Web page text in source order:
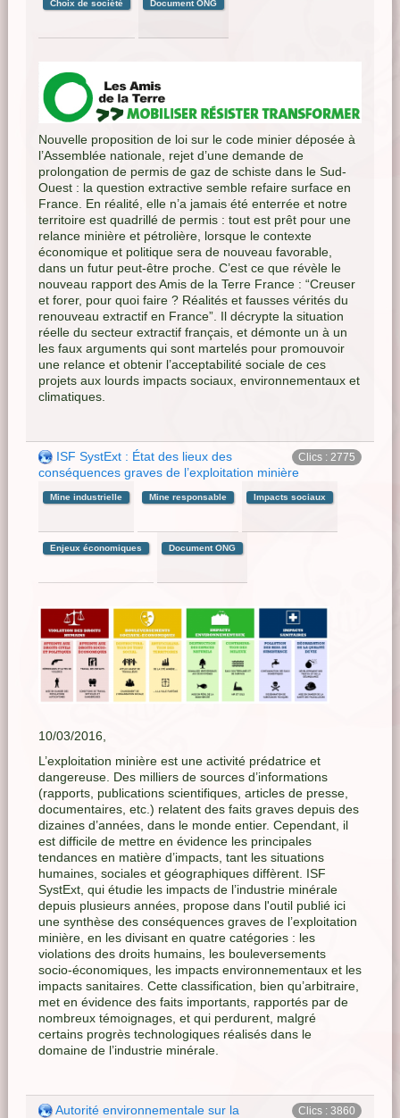
Choix de société Document ONG
Nouvelle proposition de loi sur le code minier déposée à
l’Assemblée nationale, rejet d’une demande de
prolongation de permis de gaz de schiste dans le Sud-
Ouest : la question extractive semble refaire surface en
France. En réalité, elle n’a jamais été enterrée et notre
territoire est quadrillé de permis : tout est prêt pour une
relance minière et pétrolière, lorsque le contexte
économique et politique sera de nouveau favorable,
dans un futur peut-être proche. C’est ce que révèle le
nouveau rapport des Amis de la Terre France : “Creuser
et forer, pour quoi faire ? Réalités et fausses vérités du
renouveau extractif en France”. Il décrypte la situation
réelle du secteur extractif français, et démonte un à un
les faux arguments qui sont martelés pour promouvoir
une relance et obtenir l’acceptabilité sociale de ces
projets aux lourds impacts sociaux, environnementaux et
climatiques.
Clics : 2775
ISF SystExt : État des lieux des
conséquences graves de l’exploitation minière
Mine industrielle Mine responsable Impacts sociaux
Enjeux économiques Document ONG
10/03/2016,
L’exploitation minière est une activité prédatrice et
dangereuse. Des milliers de sources d’informations
(rapports, publications scientifiques, articles de presse,
documentaires, etc.) relatent des faits graves depuis des
dizaines d’années, dans le monde entier. Cependant, il
est difficile de mettre en évidence les principales
tendances en matière d’impacts, tant les situations
humaines, sociales et géographiques diffèrent. ISF
SystExt, qui étudie les impacts de l’industrie minérale
depuis plusieurs années, propose dans l'outil publié ici
une synthèse des conséquences graves de l’exploitation
minière, en les divisant en quatre catégories : les
violations des droits humains, les bouleversements
socio-économiques, les impacts environnementaux et les
impacts sanitaires. Cette classification, bien qu’arbitraire,
met en évidence des faits importants, rapportés par de
nombreux témoignages, et qui perdurent, malgré
certains progrès technologiques réalisés dans le
domaine de l’industrie minérale.
Clics : 3860
Autorité environnementale sur la